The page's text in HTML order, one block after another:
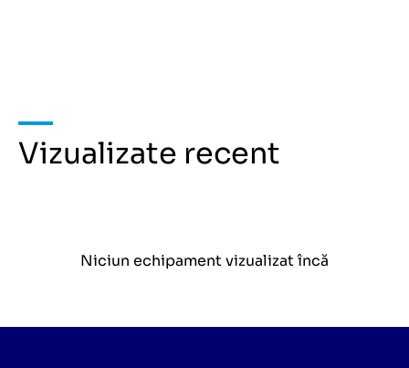
Vizualizate recent
Niciun echipament vizualizat încă